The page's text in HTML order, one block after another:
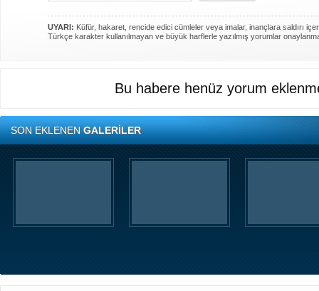
UYARI: Küfür, hakaret, rencide edici cümleler veya imalar, inançlara saldırı
Türkçe karakter kullanılmayan ve büyük harflerle yazılmış yorumlar
Bu habere henüz yorum
SON EKLENENGALERİLER